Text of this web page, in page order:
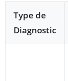
Type de
Diagnostic